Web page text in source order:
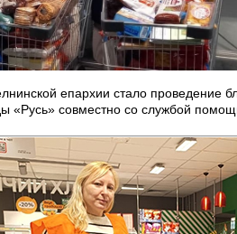
епархии стало проведение
«Русь» совместно со службой